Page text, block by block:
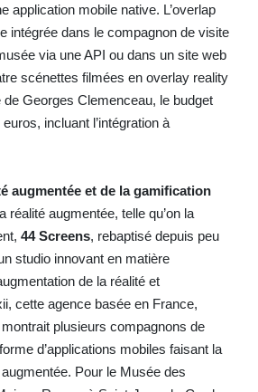
application mobile native. L’overlap
intégrée dans le compagnon de visite
via une API ou dans un site web
scénettes filmées en overlay reality
de Georges Clemenceau, le budget
incluant l’intégration à
augmentée et de la gamification
réalité augmentée, telle qu’on la
44 Screens, rebaptisé depuis peu
studio innovant en matière
de la réalité et
cette agence basée en France,
plusieurs compagnons de
d’applications mobiles faisant la
Pour le Musée des